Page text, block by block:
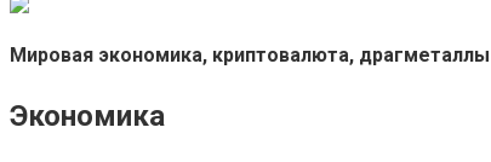
Мировая экономика, криптовалюта,
Экономика